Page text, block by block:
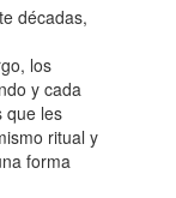
décadas,
los
y cada
que les
ritual y
forma